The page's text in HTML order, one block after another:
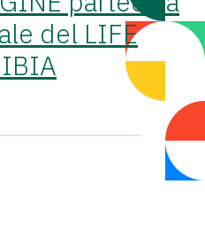
del LIFE